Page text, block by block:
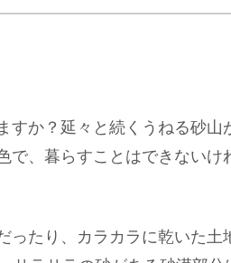
すか？延々と続くうねる砂山
で、暮らすことはできないけ
ったり、カラカラに乾いた